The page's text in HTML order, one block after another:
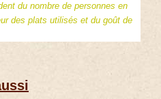
du nombre de personnes en
des plats utilisés et du goût de